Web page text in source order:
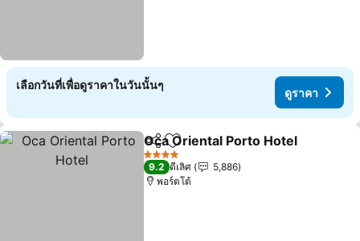
เลือกวันที่เพื่อดูราคาในวันนั้นๆ
ดูราคา
แชร์ เพิ่มในรายการโปรด
Oca Oriental Porto Hotel
4 ดาว
9.2 ดีเลิศ
5,886
พอร์ตโต้